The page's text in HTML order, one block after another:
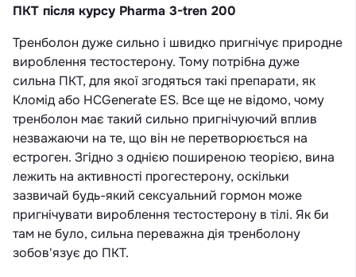
ПКТ після курсу Pharma 3-tren 200
Тренболон дуже сильно і швидко пригнічує природне
вироблення тестостерону. Тому потрібна дуже
сильна ПКТ, для якої згодяться такі препарати, як
Кломід або HCGenerate ES. Все ще не відомо, чому
тренболон має такий сильно пригнічуючий вплив
незважаючи на те, що він не перетворюється на
естроген. Згідно з однією поширеною теорією, вина
лежить на активності прогестерону, оскільки
зазвичай будь-який сексуальний гормон може
пригнічувати вироблення тестостерону в тілі. Як би
там не було, сильна переважна дія тренболону
зобов'язує до ПКТ.